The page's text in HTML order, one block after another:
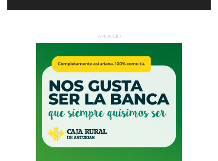
ANUNCIO